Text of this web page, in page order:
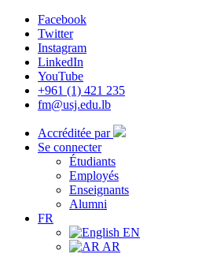
Facebook
Twitter
Instagram
LinkedIn
YouTube
+961 (1) 421 235
fm@usj.edu.lb
Accréditée par
Se connecter
Étudiants
Employés
Enseignants
Alumni
FR
EN
AR